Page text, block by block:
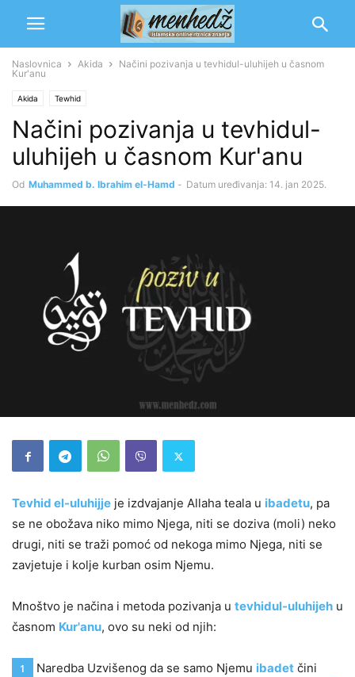
Naslovnica Akida
Načini pozivanja u tevhidul-uluhijeh u časnom
Kur'anu
Akida Tewhid
Načini pozivanja u tevhidul-
uluhijeh u časnom Kur'anu
Od Muhammed b. Ibrahim el-Hamd - Datum uređivanja: 14. jan 2025.
Tevhid el-uluhijje je izdvajanje Allaha teala u ibadetu, pa
se ne obožava niko mimo Njega, niti se doziva (moli) neko
drugi, niti se traži pomoć od nekoga mimo Njega, niti se
zavjetuje i kolje kurban osim Njemu.
Mnoštvo je načina i metoda pozivanja u tevhidul-uluhijeh u
časnom Kur'anu, ovo su neki od njih:
1 Naredba Uzvišenog da se samo Njemu ibadet čini